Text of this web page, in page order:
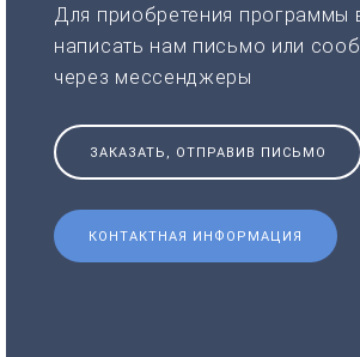
Для приобретения программы
написать нам письмо или
через мессенджеры
ЗАКАЗАТЬ, ОТПРАВИВ ПИСЬМО
КОНТАКТНАЯ ИНФОРМАЦИЯ